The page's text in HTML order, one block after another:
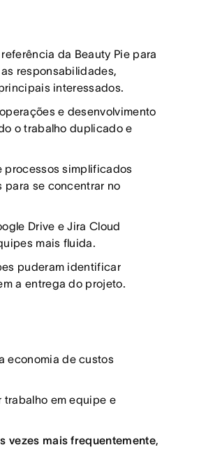
da Beauty Pie para
responsabilidades,
interessados.
e desenvolvimento
o trabalho duplicado e
processos simplificados
para se concentrar no
Drive e Jira Cloud
mais fluida.
puderam identificar
a entrega do projeto.
economia de custos
trabalho em equipe e
vezes mais frequentemente,